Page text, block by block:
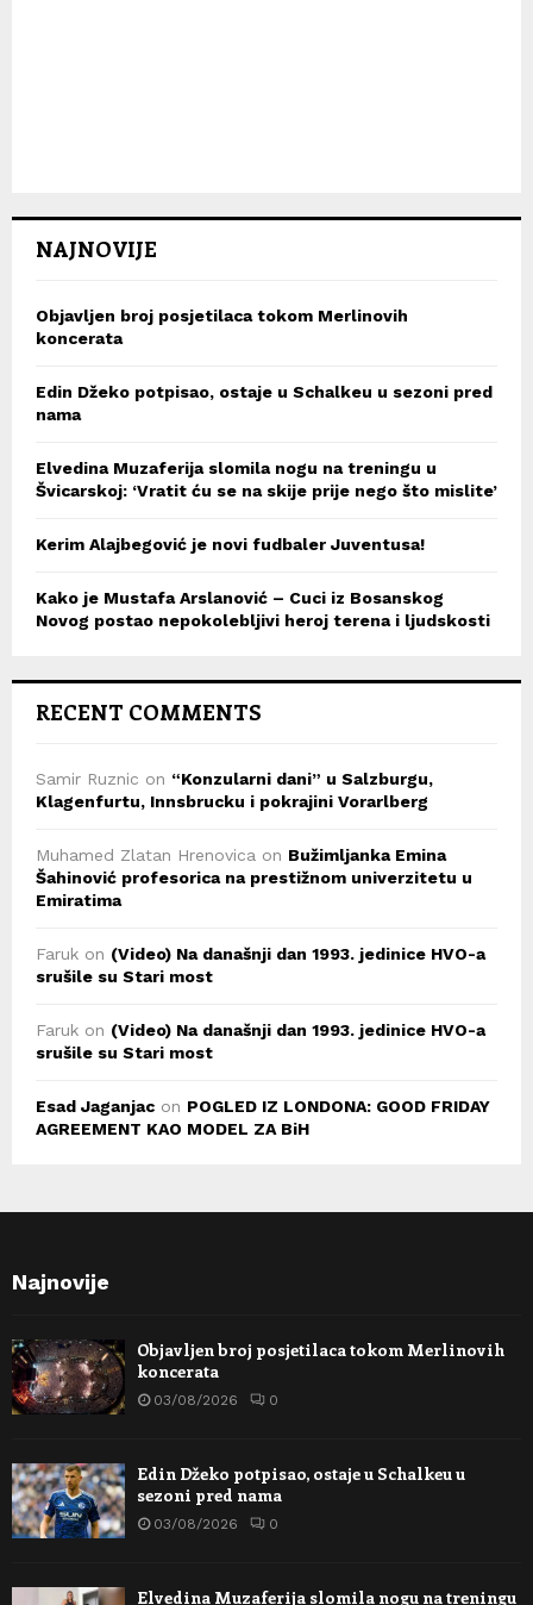
NAJNOVIJE
Objavljen broj posjetilaca tokom Merlinovih
koncerata
Edin Džeko potpisao, ostaje u Schalkeu u sezoni pred
nama
Elvedina Muzaferija slomila nogu na treningu u
Švicarskoj: ‘Vratit ću se na skije prije nego što mislite’
Kerim Alajbegović je novi fudbaler Juventusa!
Kako je Mustafa Arslanović – Cuci iz Bosanskog
Novog postao nepokolebljivi heroj terena i ljudskosti
RECENT COMMENTS
Samir Ruznic on “Konzularni dani” u Salzburgu,
Klagenfurtu, Innsbrucku i pokrajini Vorarlberg
Muhamed Zlatan Hrenovica on Bužimljanka Emina
Šahinović profesorica na prestižnom univerzitetu u
Emiratima
Faruk on (Video) Na današnji dan 1993. jedinice HVO-a
srušile su Stari most
Faruk on (Video) Na današnji dan 1993. jedinice HVO-a
srušile su Stari most
Esad Jaganjac on POGLED IZ LONDONA: GOOD FRIDAY
AGREEMENT KAO MODEL ZA BiH
Najnovije
Objavljen broj posjetilaca tokom Merlinovih
koncerata
03/08/2026 0
Edin Džeko potpisao, ostaje u Schalkeu u
sezoni pred nama
03/08/2026 0
Elvedina Muzaferija slomila nogu na treningu